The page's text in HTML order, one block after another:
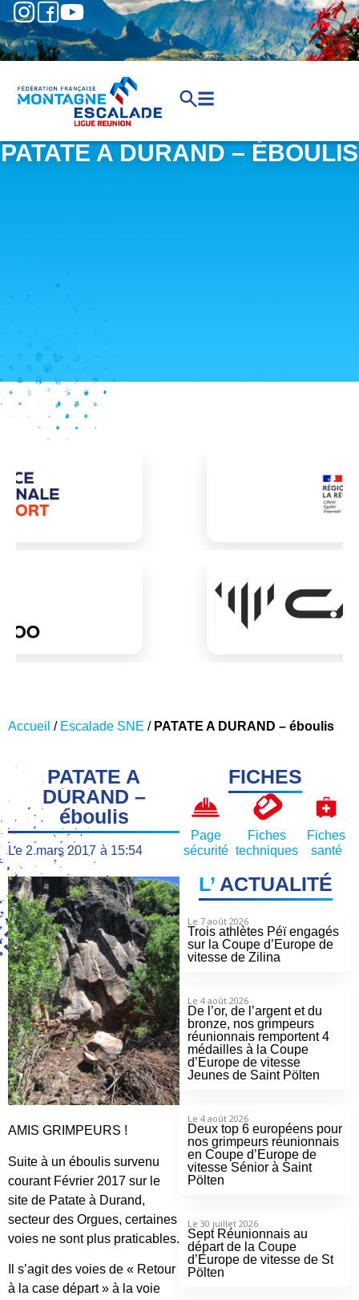
PATATE A DURAND – ÉBOULIS
Accueil / Escalade SNE / PATATE A DURAND – éboulis
PATATE A
DURAND –
éboulis
Le 2 mars 2017 à 15:54
AMIS GRIMPEURS !
Suite à un éboulis survenu
courant Février 2017 sur le
site de Patate à Durand,
secteur des Orgues, certaines
voies ne sont plus praticables.
Il s’agit des voies de « Retour
à la case départ » à la voie
FICHES
Page
sécurité
Fiches
techniques
Fiches
santé
L’ACTUALITÉ
Le 7 août 2026
Trois athlètes Péï engagés
sur la Coupe d’Europe de
vitesse de Zilina
Le 4 août 2026
De l’or, de l’argent et du
bronze, nos grimpeurs
réunionnais remportent 4
médailles à la Coupe
d’Europe de vitesse
Jeunes de Saint Pölten
Le 4 août 2026
Deux top 6 européens pour
nos grimpeurs réunionnais
en Coupe d’Europe de
vitesse Sénior à Saint
Pölten
Le 30 juillet 2026
Sept Réunionnais au
départ de la Coupe
d’Europe de vitesse de St
Pölten